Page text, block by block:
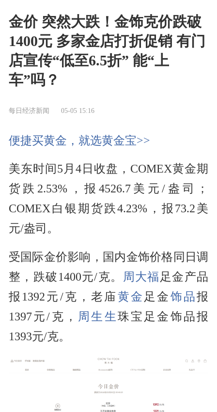
金价 突然大跌！金饰克价跌破
1400元 多家金店打折促销 有门
店宣传“低至6.5折” 能“上
车”吗？
每日经济新闻 05-05 15:16
便捷买黄金，就选黄金宝>>
美东时间5月4日收盘，COMEX黄金期
货跌2.53%，报4526.7美元/盎司；
COMEX白银期货跌4.23%，报73.2美
元/盎司。
受国际金价影响，国内金饰价格同日调
整，跌破1400元/克。 周大福足金产品
报1392元/克，老庙黄金 足金饰品报
1397元/克， 周生生珠宝足金饰品报
1393元/克。